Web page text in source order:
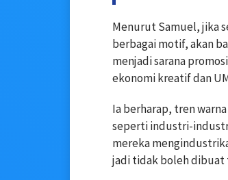
Menurut Samuel, jika
berbagai motif, akan
menjadi sarana
ekonomi kreatif dan
Ia berharap, tren
seperti industri-industri
mereka
jadi tidak boleh dibuat